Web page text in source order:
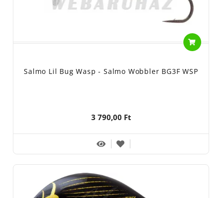
Salmo Lil Bug Wasp - Salmo Wobbler BG3F WSP
3 790,00 Ft